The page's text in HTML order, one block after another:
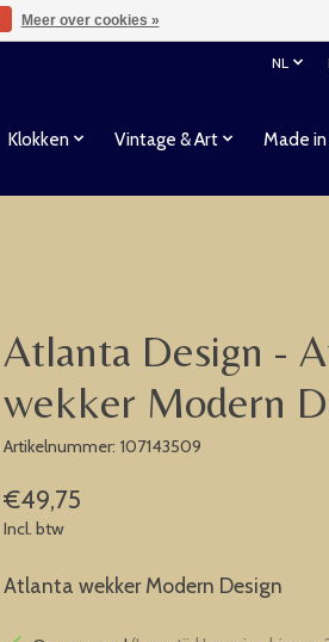
NL
Klokken Vintage & Art Made
Atlanta Design -
wekker Modern
Artikelnummer: 107143509
€49,75
Incl. btw
Atlanta wekker Modern Design
Meer over cookies »